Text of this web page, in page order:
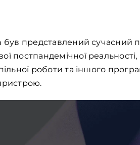
представлений сучасний
постпандемічної
роботи та іншого